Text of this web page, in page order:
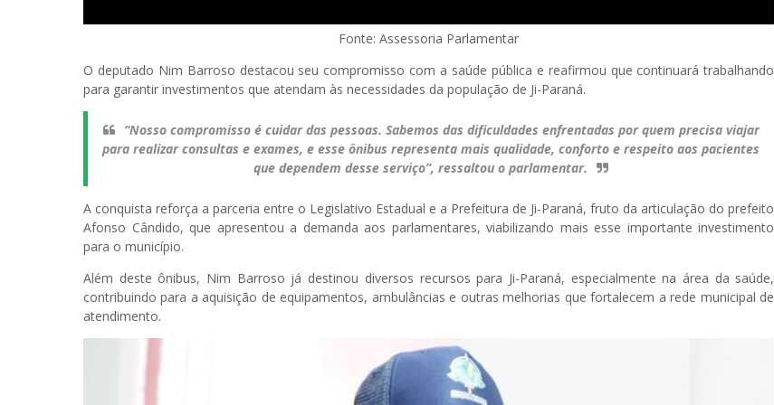
Fonte: Assessoria Parlamentar
O deputado Nim Barroso destacou seu compromisso com a saúde pública e reafirmou que continuará trabalhando
para garantir investimentos que atendam às necessidades da população de Ji-Paraná.
“Nosso compromisso é cuidar das pessoas. Sabemos das dificuldades enfrentadas por quem precisa viajar
para realizar consultas e exames, e esse ônibus representa mais qualidade, conforto e respeito aos pacientes
que dependem desse serviço”, ressaltou o parlamentar.
A conquista reforça a parceria entre o Legislativo Estadual e a Prefeitura de Ji-Paraná, fruto da articulação do prefeito
Afonso Cândido, que apresentou a demanda aos parlamentares, viabilizando mais esse importante investimento
para o município.
Além deste ônibus, Nim Barroso já destinou diversos recursos para Ji-Paraná, especialmente na área da saúde,
contribuindo para a aquisição de equipamentos, ambulâncias e outras melhorias que fortalecem a rede municipal de
atendimento.